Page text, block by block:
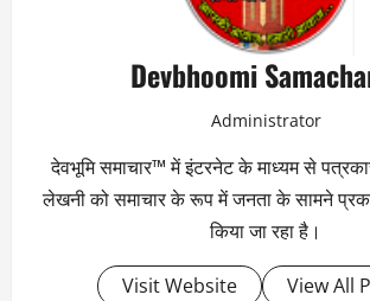
Devbhoomi
Administrator
देवभूमि समाचार™ में इंटरनेट के माध्यम से
लेखनी को समाचार के रूप में जनता के सामने
किया जा रहा है।
Visit Website View All